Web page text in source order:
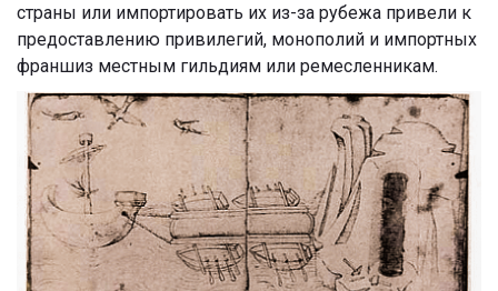
страны или импортировать их из-за рубежа привели к
предоставлению привилегий, монополий и импортных
франшиз местным гильдиям или ремесленникам.